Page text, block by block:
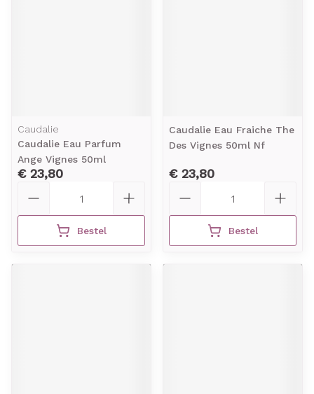
Caudalie
Caudalie Eau Parfum
Ange Vignes 50ml
€ 23,80
Bestel
Caudalie Eau Fraiche The
Des Vignes 50ml Nf
€ 23,80
Bestel